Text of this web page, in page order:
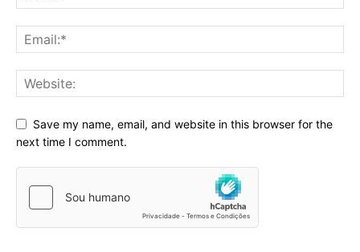
Save my name, email, and website in this browser for the
next time I comment.